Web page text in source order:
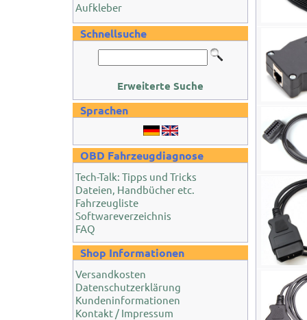
Aufkleber
Schnellsuche
Erweiterte Suche
Sprachen
OBD Fahrzeugdiagnose
Tech-Talk: Tipps und Tricks
Dateien, Handbücher etc.
Fahrzeugliste
Softwareverzeichnis
FAQ
Shop Informationen
Versandkosten
Datenschutzerklärung
Kundeninformationen
Kontakt / Impressum